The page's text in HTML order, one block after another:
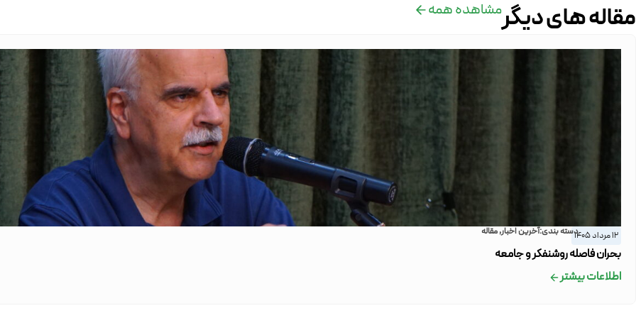
مقاله های دیگرمشاهده همه
12 مرداد 1405 دسته بندی:آخرین اخبار,مقاله
بحران فاصله روشنفکر و جامعه
اطلاعات بیشتر